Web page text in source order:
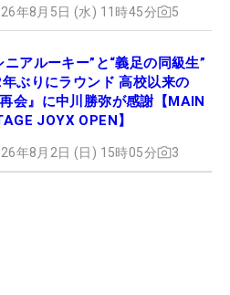
年8月5日 (水) 11時45分 5
ニアルーキー”と“義足の同級生”
ぶりにラウンド 高校以来の
再会』に中川勝弥が感謝【MAIN
JOYX OPEN】
年8月2日 (日) 15時05分 3